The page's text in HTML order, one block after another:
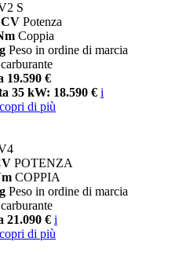
S
CV Potenza
Coppia
Peso in ordine di marcia
19.590 €
35 kW: 18.590 € i
di più
POTENZA
COPPIA
Peso in ordine di marcia
21.090 € i
di più